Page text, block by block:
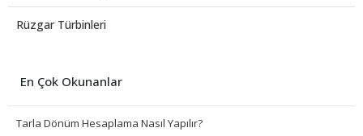
Rüzgar Türbinleri
En Çok Okunanlar
Tarla Dönüm Hesaplama Nasıl Yapılır?